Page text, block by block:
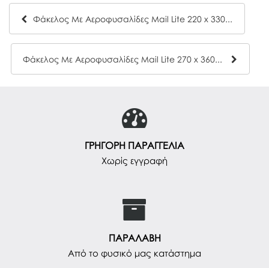
Φάκελος Με Αεροφυσαλίδες Mail Lite 220 x 330mm
Φάκελος Με Αεροφυσαλίδες Mail Lite 270 x 360mm
ΓΡΗΓΟΡΗ ΠΑΡΑΓΓΕΛΙΑ
Χωρίς εγγραφή
ΠΑΡΑΛΑΒΗ
Από το φυσικό μας κατάστημα